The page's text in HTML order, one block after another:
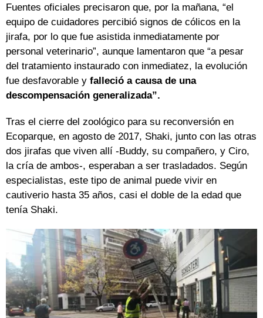
Fuentes oficiales precisaron que, por la mañana, “el
equipo de cuidadores percibió signos de cólicos en la
jirafa, por lo que fue asistida inmediatamente por
personal veterinario”, aunque lamentaron que “a pesar
del tratamiento instaurado con inmediatez, la evolución
fue desfavorable y falleció a causa de una
descompensación generalizada”.
Tras el cierre del zoológico para su reconversión en
Ecoparque, en agosto de 2017, Shaki, junto con las otras
dos jirafas que viven allí -Buddy, su compañero, y Ciro,
la cría de ambos-, esperaban a ser trasladados. Según
especialistas, este tipo de animal puede vivir en
cautiverio hasta 35 años, casi el doble de la edad que
tenía Shaki.